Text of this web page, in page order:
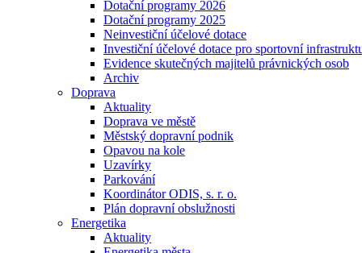
Dotační programy 2026
Dotační programy 2025
Neinvestiční účelové dotace
Investiční účelové dotace pro sportovní
Evidence skutečných majitelů právnických osob
Archiv
Doprava
Aktuality
Doprava ve městě
Městský dopravní podnik
Opavou na kole
Uzavírky
Parkování
Koordinátor ODIS, s. r. o.
Plán dopravní obslužnosti
Energetika
Aktuality